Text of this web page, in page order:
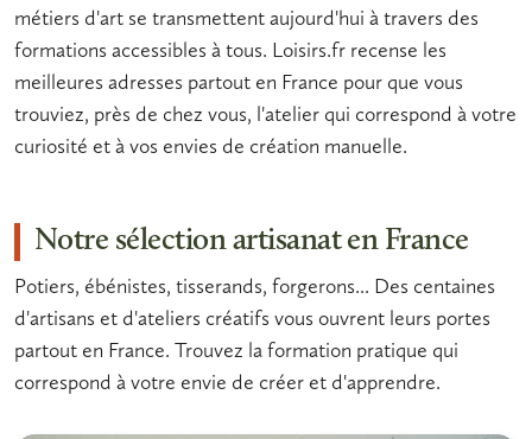
métiers d'art se transmettent aujourd'hui à travers des
formations accessibles à tous. Loisirs.fr recense les
meilleures adresses partout en France pour que vous
trouviez, près de chez vous, l'atelier qui correspond à votre
curiosité et à vos envies de création manuelle.
Notre sélection artisanat en France
Potiers, ébénistes, tisserands, forgerons... Des centaines
d'artisans et d'ateliers créatifs vous ouvrent leurs portes
partout en France. Trouvez la formation pratique qui
correspond à votre envie de créer et d'apprendre.